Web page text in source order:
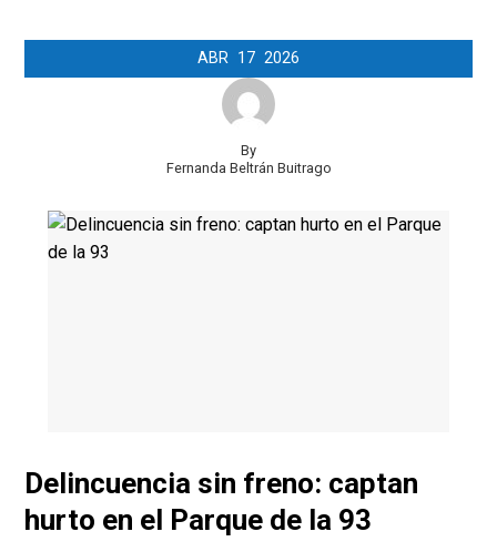
ABR 17 2026
By
Fernanda Beltrán Buitrago
Delincuencia sin freno: captan
hurto en el Parque de la 93